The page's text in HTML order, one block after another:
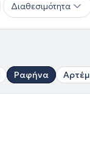
Διαθεσιμότητα
Ραφήνα